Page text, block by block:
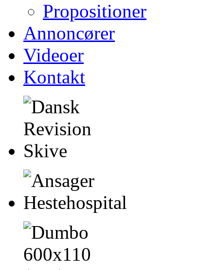
Propositioner
Annoncører
Videoer
Kontakt